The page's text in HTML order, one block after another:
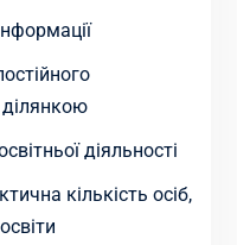
діяльності
кількість осіб,